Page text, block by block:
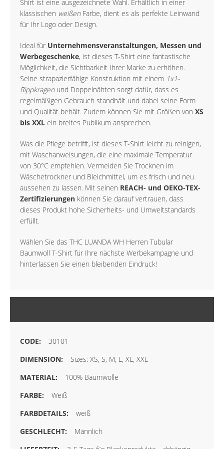
Shirt ist eine ausgezeichnete Wahl. Erhältlich in einer
klassischen weißenFarbe, dient es als perfekte Leinwand
für Ihr Logo oder Design.
Ideal für Unternehmensveranstaltungen, Messen und
Werbegeschenke, ist dieses T-Shirt eine fantastische
Möglichkeit, die Sichtbarkeit Ihrer Marke zu erhöhen.
Seine strapazierfähige Konstruktion mit einem 1x1-
Rippkragenund Doppelnähten sorgt dafür, dass es
regelmäßigen Gebrauch standhält und dabei seine Form
und Qualität behält. Zudem können Sie mit Größen von XS
bis XXL ein breites Publikum ansprechen.
Was die Pflege betrifft, ist dieses T-Shirt leicht zu reinigen,
mit Waschanweisungen, die eine maximale Temperatur
von 30°C empfehlen. Vermeiden Sie Trocknen im
Wäschetrockner und Bleichmittel, um es frisch und neu
aussehen zu lassen. Mit seinen REACH- und OEKO-TEX-
Zertifizierungen können Sie darauf vertrauen, dass
dieses Produkt hohe Sicherheits- und Umweltstandards
erfüllt.
Wählen Sie das THC LUANDA WH Herren Tubular
Baumwoll T-Shirt für Ihre nächste Werbekampagne und
hinterlassen Sie einen bleibenden Eindruck!
30101
Sizes: XS, S, M, L, XL, XXL
100% Baumwolle
Weiß
weiß
Männlich